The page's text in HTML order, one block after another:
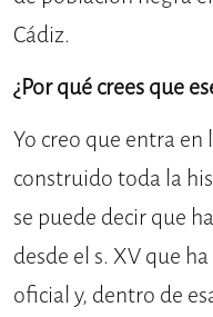
Cádiz.
¿Por qué crees que
Yo creo que entra en
construido toda la
se puede decir que
desde el s. XV que
oficial y, dentro de